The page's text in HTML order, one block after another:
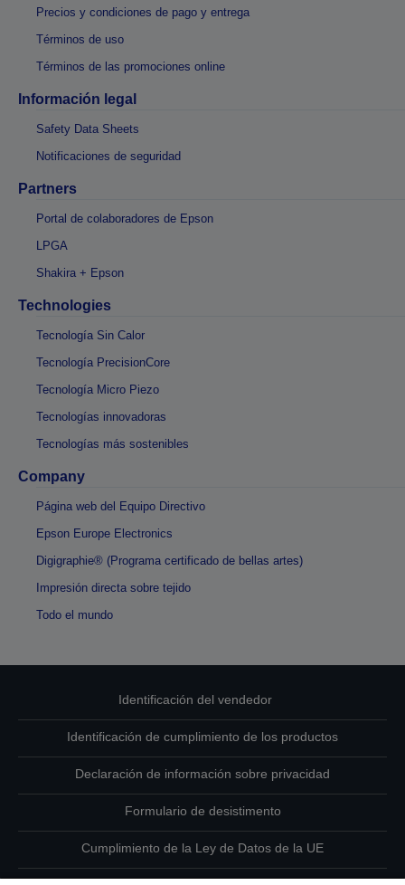
Precios y condiciones de pago y entrega
Términos de uso
Términos de las promociones online
Información legal
Safety Data Sheets
Notificaciones de seguridad
Partners
Portal de colaboradores de Epson
LPGA
Shakira + Epson
Technologies
Tecnología Sin Calor
Tecnología PrecisionCore
Tecnología Micro Piezo
Tecnologías innovadoras
Tecnologías más sostenibles
Company
Página web del Equipo Directivo
Epson Europe Electronics
Digigraphie® (Programa certificado de bellas artes)
Impresión directa sobre tejido
Todo el mundo
Identificación del vendedor
Identificación de cumplimiento de los productos
Declaración de información sobre privacidad
Formulario de desistimento
Cumplimiento de la Ley de Datos de la UE